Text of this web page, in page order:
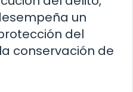
un
del
conservación de